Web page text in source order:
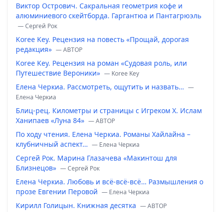
Виктор Острович. Сакральная геометрия кофе и
алюминиевого скейтборда. Гаргантюа и Пантагрюэль
— Сергей Рок
Koree Key. Рецензия на повесть «Прощай, дорогая
редакция» — ABTOP
Koree Key. Рецензия на роман «Судовая роль, или
Путешествие Вероники» — Koree Key
Елена Черкиа. Рассмотреть, ощутить и назвать… —
Елена Черкиа
Блиц-рец. Километры и страницы с Игреком Х. Ислам
Ханипаев «Луна 84» — ABTOP
По ходу чтения. Елена Черкиа. Романы Хайлайна –
клубничный аспект… — Елена Черкиа
Сергей Рок. Марина Глазачева «Макинтош для
Близнецов» — Сергей Рок
Елена Черкиа. Любовь и всё-всё-всё… Размышления о
прозе Евгении Перовой — Елена Черкиа
Кирилл Голицын. Книжная десятка — ABTOP